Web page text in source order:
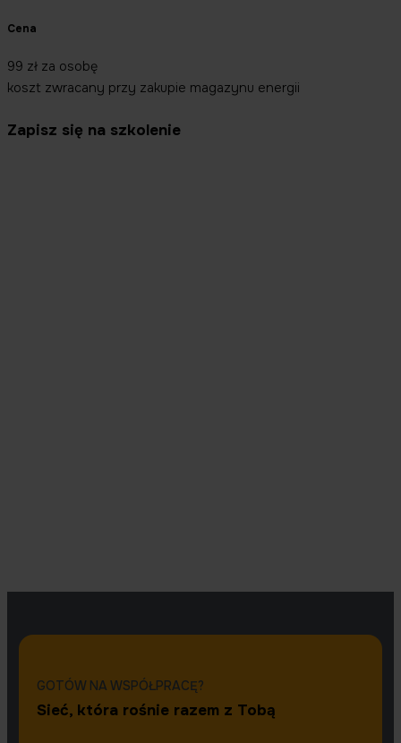
Cena
99 zł za osobę
koszt zwracany przy zakupie magazynu energii
Zapisz się na szkolenie
GOTÓW NA WSPÓŁPRACĘ?
Sieć, która rośnie razem z Tobą